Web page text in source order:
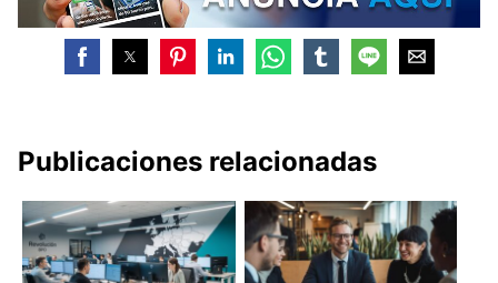
Publicaciones relacionadas